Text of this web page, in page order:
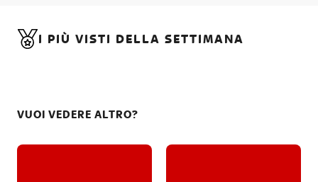
I PIÙ VISTI DELLA SETTIMANA
VUOI VEDERE ALTRO?